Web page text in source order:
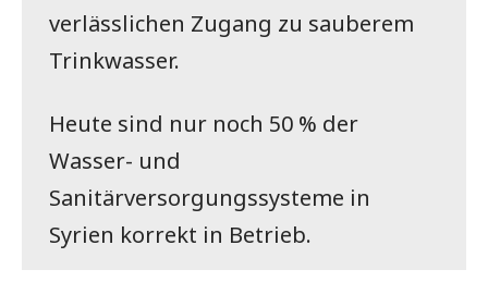
verlässlichen Zugang zu sauberem
Trinkwasser.
Heute sind nur noch 50 % der
Wasser- und
Sanitärversorgungssysteme in
Syrien korrekt in Betrieb.